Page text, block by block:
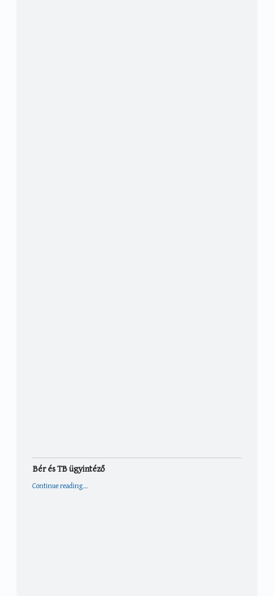
Bér és TB ügyintéző
Continue reading…